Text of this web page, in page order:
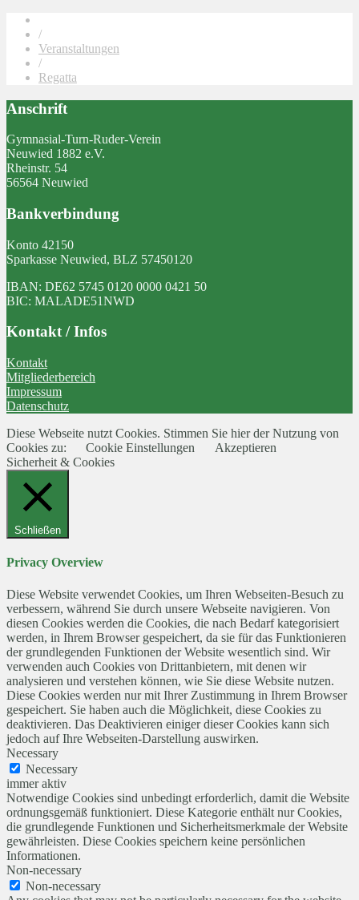
/
Veranstaltungen
/
Regatta
Anschrift
Gymnasial-Turn-Ruder-Verein
Neuwied 1882 e.V.
Rheinstr. 54
56564 Neuwied
Bankverbindung
Konto 42150
Sparkasse Neuwied, BLZ 57450120
IBAN: DE62 5745 0120 0000 0421 50
BIC: MALADE51NWD
Kontakt / Infos
Kontakt
Mitgliederbereich
Impressum
Datenschutz
Diese Webseite nutzt Cookies. Stimmen Sie hier der Nutzung von
Cookies zu:
Cookie Einstellungen
Akzeptieren
Sicherheit & Cookies
Schließen
Privacy Overview
Diese Website verwendet Cookies, um Ihren Webseiten-Besuch zu
verbessern, während Sie durch unsere Webseite navigieren. Von
diesen Cookies werden die Cookies, die nach Bedarf kategorisiert
werden, in Ihrem Browser gespeichert, da sie für das Funktionieren
der grundlegenden Funktionen der Website wesentlich sind. Wir
verwenden auch Cookies von Drittanbietern, mit denen wir
analysieren und verstehen können, wie Sie diese Website nutzen.
Diese Cookies werden nur mit Ihrer Zustimmung in Ihrem Browser
gespeichert. Sie haben auch die Möglichkeit, diese Cookies zu
deaktivieren. Das Deaktivieren einiger dieser Cookies kann sich
jedoch auf Ihre Webseiten-Darstellung auswirken.
Necessary
Necessary
immer aktiv
Notwendige Cookies sind unbedingt erforderlich, damit die Website
ordnungsgemäß funktioniert. Diese Kategorie enthält nur Cookies,
die grundlegende Funktionen und Sicherheitsmerkmale der Website
gewährleisten. Diese Cookies speichern keine persönlichen
Informationen.
Non-necessary
Non-necessary